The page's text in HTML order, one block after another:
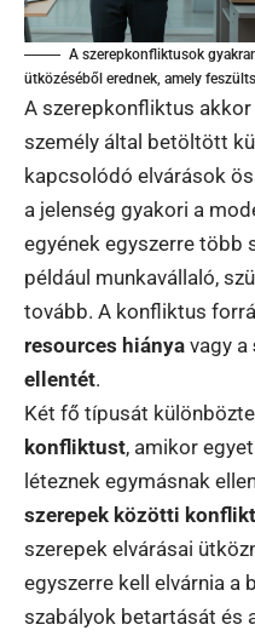
A szerepkonfliktusok
ütközéséből erednek, amely
A szerepkonfliktus
személy által betöltött
kapcsolódó elvárások
a jelenség gyakori a
egyének egyszerre több
például munkavállaló,
tovább. A konfliktus
resources hiánya vagy a
ellentét.
Két fő típusát
konfliktust, amikor
léteznek egymásnak
szerepek közötti
szerepek elvárásai
egyszerre kell elvárnia
szabályok betartását és